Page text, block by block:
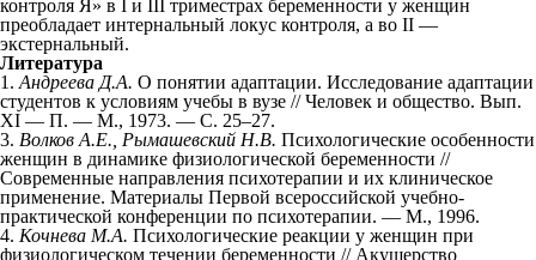
контроля Я» в I и III триместрах беременности у женщин
преобладает интернальный локус контроля, а во II —
экстернальный.
Литература
1. Андреева Д.А. О понятии адаптации. Исследование адаптации
студентов к условиям учебы в вузе // Человек и общество. Вып.
XI — П. — М., 1973. — С. 25–27.
3. Волков А.Е., Рымашевский Н.В. Психологические особенности
женщин в динамике физиологической беременности //
Современные направления психотерапии и их клиническое
применение. Материалы Первой всероссийской учебно-
практической конференции по психотерапии. — М., 1996.
4. Кочнева М.А. Психологические реакции у женщин при
физиологическом течении беременности // Акушерство